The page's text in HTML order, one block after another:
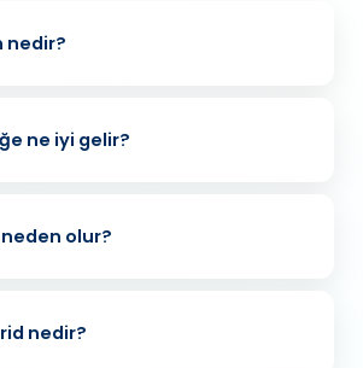
nedir?
ne iyi gelir?
neden olur?
nedir?